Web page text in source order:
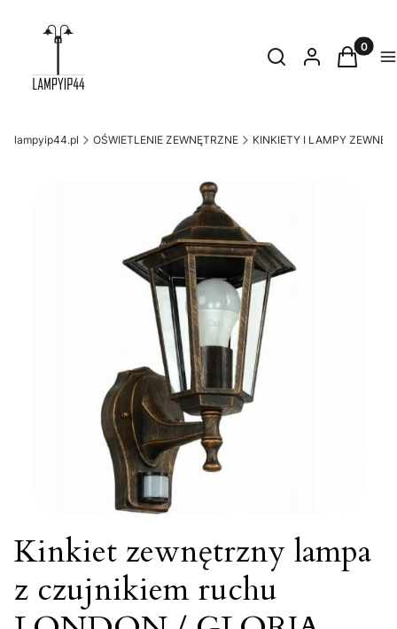
Otwórz
SzukajZaloguj sięKoszyk
lampyip44.pl OŚWIETLENIE ZEWNĘTRZNE KINKIETY I LAMPY
Kinkiet zewnętrzny lampa
z czujnikiem ruchu